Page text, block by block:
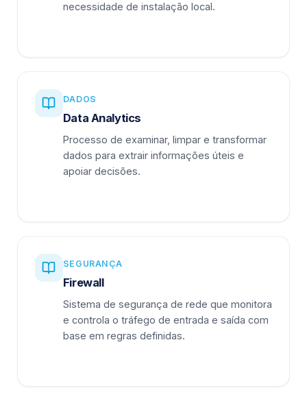
necessidade de instalação local.
DADOS
Data Analytics
Processo de examinar, limpar e transformar
dados para extrair informações úteis e
apoiar decisões.
SEGURANÇA
Firewall
Sistema de segurança de rede que monitora
e controla o tráfego de entrada e saída com
base em regras definidas.